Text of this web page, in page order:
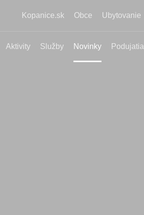
Kopanice.sk Obce Ubytovanie
Aktivity Služby Novinky Podujatia